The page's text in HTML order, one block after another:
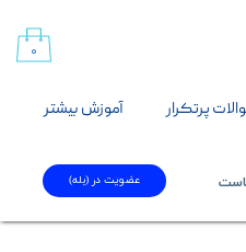
پرتکرار آموزش بیشتر
۰
عضویت در (بله)